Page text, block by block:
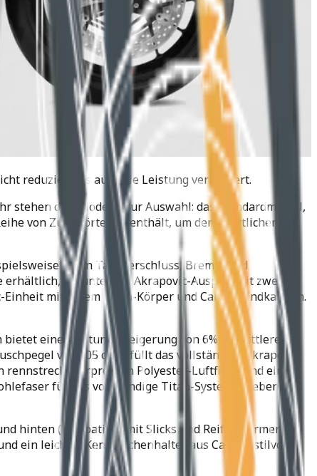
reduziert als auch die Leistung verbessert.
stehen drei Modelle zur Auswahl: das Standardmodell,
von Zubehörteilen enthält, um den sportlichen
einen Tankverschluss, Brems- und
erhältlich, darunter ein Akrapovic-Auspuff mit zwei
mit einem Titan-Körper und Carbon-Endkappen.
eine Leistungssteigerung von 6% im mittleren
von 105 dB erfüllt das vollständige Akrapovic-
rennstreckenerprobten Polyester-Luftfilter und ein
für das vollständige Titan-System ist ebenfalls
hinten (kompatibel mit Slicks und Reifenwärmern),
ein leichter Kennzeichenhalter aus Carbon stilvolle